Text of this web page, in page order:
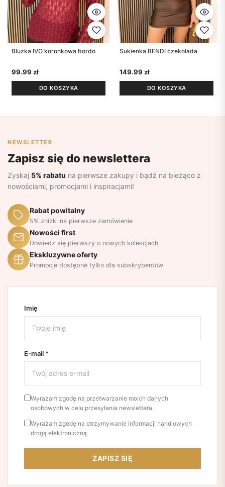
Bluzka IVO koronkowa bordo
99.99 zł
DO KOSZYKA
Sukienka BENDI czekolada
149.99 zł
DO KOSZYKA
NEWSLETTER
Zapisz się do newslettera
Zyskaj 5% rabatu na pierwsze zakupy i bądź na bieżąco z
nowościami, promocjami i inspiracjami!
Rabat powitalny
5% zniżki na pierwsze zamówienie
Nowości first
Dowiedz się pierwszy o nowych kolekcjach
Ekskluzywne oferty
Promocje dostępne tylko dla subskrybentów
Imię
E-mail *
Wyrażam zgodę na przetwarzanie moich danych
osobowych w celu przesyłania newslettera.
Wyrażam zgodę na otrzymywanie informacji handlowych
drogą elektroniczną.
ZAPISZ SIĘ